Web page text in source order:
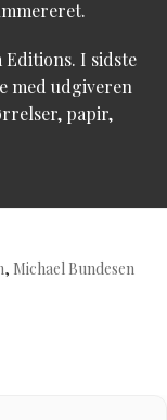
I sidste
med udgiveren
papir,
, Michael Bundesen